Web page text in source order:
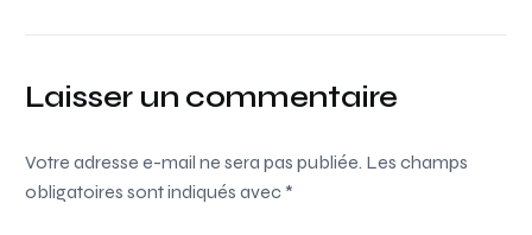
Laisser un commentaire
Votre adresse e-mail ne sera pas publiée. Les champs
obligatoires sont indiqués avec *